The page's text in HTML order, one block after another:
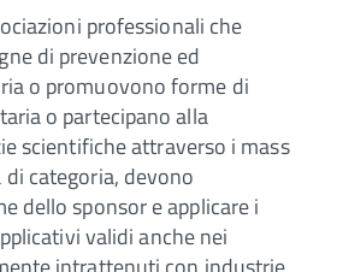
professionali che
di prevenzione ed
o promuovono forme di
o partecipano alla
scientifiche attraverso i mass
categoria, devono
dello sponsor e applicare i
validi anche nei